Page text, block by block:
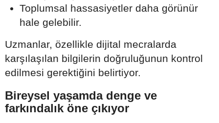
Toplumsal hassasiyetler daha görünür
hale gelebilir.
Uzmanlar, özellikle dijital mecralarda
karşılaşılan bilgilerin doğruluğunun kontrol
edilmesi gerektiğini belirtiyor.
Bireysel yaşamda denge ve
farkındalık öne çıkıyor